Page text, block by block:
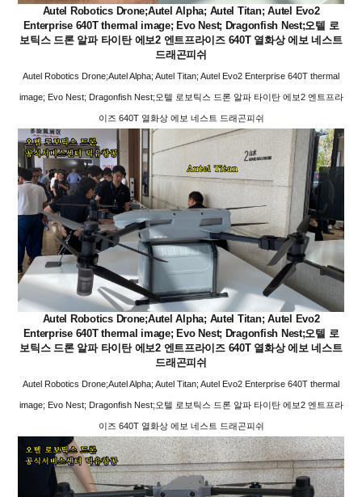
Autel Robotics Drone;Autel Alpha; Autel Titan; Autel Evo2
Enterprise 640T thermal image; Evo Nest; Dragonfish Nest;오텔 로
보틱스 드론 알파 타이탄 에보2 엔트프라이즈 640T 열화상 에보 네스트
드래곤피쉬
Autel Robotics Drone;Autel Alpha; Autel Titan; Autel Evo2 Enterprise 640T thermal
image; Evo Nest; Dragonfish Nest;오텔 로보틱스 드론 알파 타이탄 에보2 엔트프라
이즈 640T 열화상 에보 네스트 드래곤피쉬
Autel Robotics Drone;Autel Alpha; Autel Titan; Autel Evo2
Enterprise 640T thermal image; Evo Nest; Dragonfish Nest;오텔 로
보틱스 드론 알파 타이탄 에보2 엔트프라이즈 640T 열화상 에보 네스트
드래곤피쉬
Autel Robotics Drone;Autel Alpha; Autel Titan; Autel Evo2 Enterprise 640T thermal
image; Evo Nest; Dragonfish Nest;오텔 로보틱스 드론 알파 타이탄 에보2 엔트프라
이즈 640T 열화상 에보 네스트 드래곤피쉬